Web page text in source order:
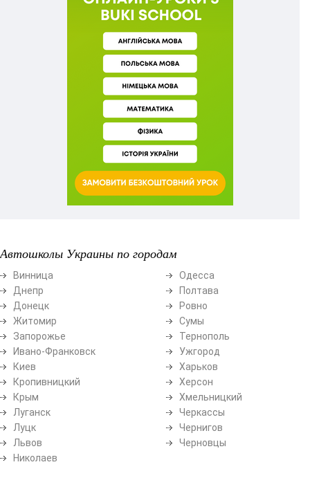
Автошколы Украины по городам
Винница
Днепр
Донецк
Житомир
Запорожье
Ивано-Франковск
Киев
Кропивницкий
Крым
Луганск
Луцк
Львов
Николаев
Одесса
Полтава
Ровно
Сумы
Тернополь
Ужгород
Харьков
Херсон
Хмельницкий
Черкассы
Чернигов
Черновцы